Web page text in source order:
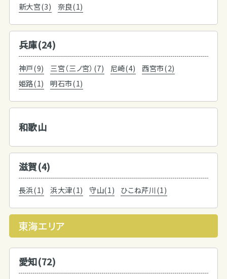
新大宮(3) 奈良(1)
兵庫(24)
神戸(9) 三宮（三ノ宮）(7) 尼崎(4)
西宮市(2)
姫路(1)
明石市(1)
和歌山
滋賀(4)
長浜(1) 浜大津(1) 守山(1) ひこね芹川(1)
東海エリア
愛知(72)